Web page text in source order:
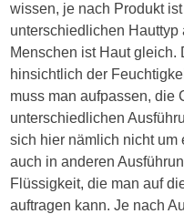
wissen, je nach Produkt
unterschiedlichen
Menschen ist Haut
hinsichtlich der
muss man aufpassen, die
unterschiedlichen
sich hier nämlich nicht um
auch in anderen
Flüssigkeit, die man auf
auftragen kann. Je nach